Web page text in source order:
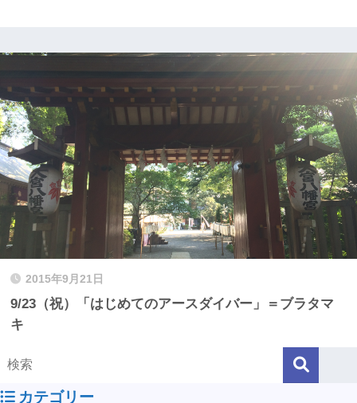
2015年9月21日
9/23（祝）「はじめてのアースダイバー」＝ブラタマ
キ
カテゴリー